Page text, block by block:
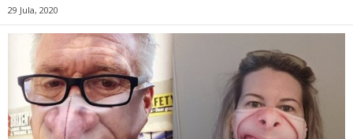
29 Jula, 2020